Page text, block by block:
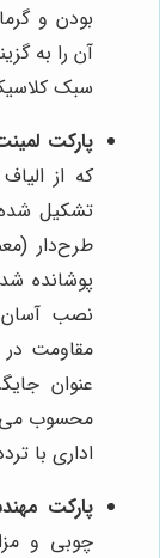
بودن و
آن را به
سبک
پارکت
تشکیل
طرح‌دار
پوشانده
نصب آسان
مقاومت در
عنوان
محسوب
اداری با
پارکت
چوبی و